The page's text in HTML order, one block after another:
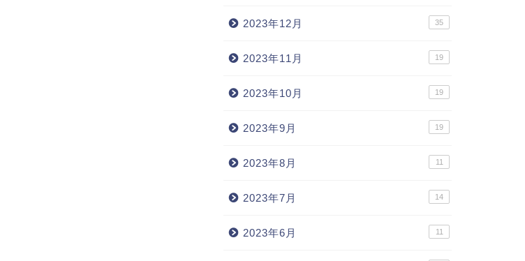
2023年12月 35
2023年11月 19
2023年10月 19
2023年9月 19
2023年8月 11
2023年7月 14
2023年6月 11